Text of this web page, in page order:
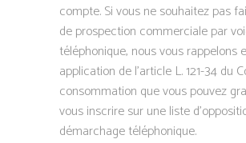
compte. Si vous ne souhaitez pas
de prospection commerciale par
téléphonique, nous vous rappelons
application de l’article L. 121-34 du
consommation que vous pouvez
vous inscrire sur une liste
démarchage téléphonique.